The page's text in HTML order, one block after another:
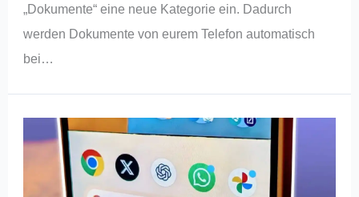
„Dokumente“ eine neue Kategorie ein. Dadurch
werden Dokumente von eurem Telefon automatisch
bei…